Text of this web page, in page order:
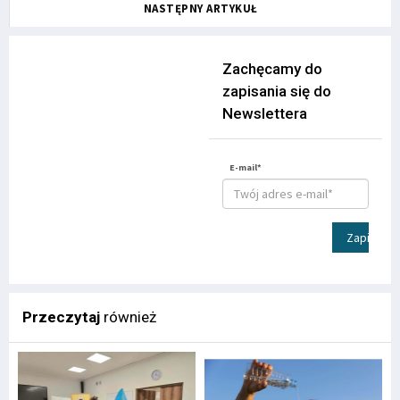
NASTĘPNY ARTYKUŁ
Zachęcamy do
zapisania się do
Newslettera
E-mail*
Zapisz
Przeczytaj również